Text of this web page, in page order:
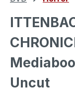
Uncut